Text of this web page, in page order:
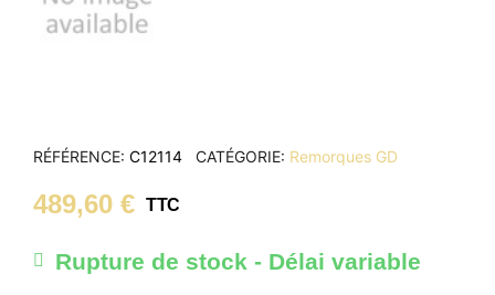
RÉFÉRENCE C12114 CATÉGORIE Remorques GD
489,60 € TTC
Rupture de stock - Délai variable